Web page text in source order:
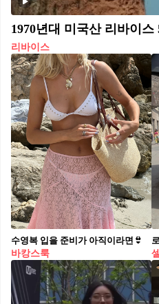
1970년대 미국산 리바이스
리바이스
수영복 입을 준비가 아직이라면👙
바캉스룩